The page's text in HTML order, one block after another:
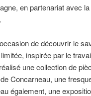
en partenariat avec
de découvrir le
inspirée par le
réalisé une collection de
Concarneau, une
également, une